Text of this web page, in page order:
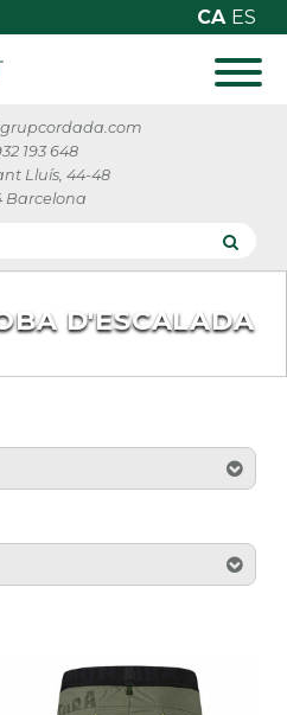
CA ES
193 648
Lluís, 44-48
Barcelona
D'ESCALADA